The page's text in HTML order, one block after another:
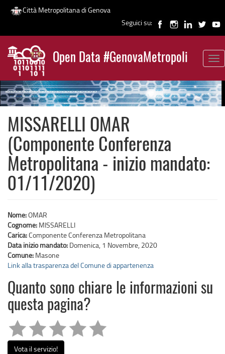
Salta
contenuto
principale
Città Metropolitana di Genova
Seguici su:
Open Data #GenovaMetropoli
News
MISSARELLI OMAR
(Componente Conferenza
Metropolitana - inizio mandato:
01/11/2020)
Nome:OMAR
Cognome: MISSARELLI
Carica:Componente Conferenza Metropolitana
Data inizio mandato: Domenica, 1 Novembre, 2020
Comune: Masone
Link alla trasparenza del Comune di appartenenza
Quanto sono chiare le informazioni su
questa pagina?
Vota il servizio!